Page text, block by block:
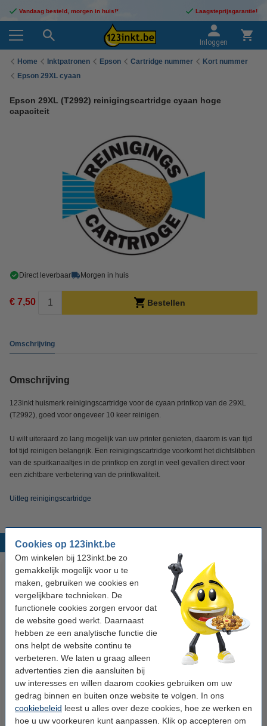
Cookies op 123inkt.be
Om winkelen bij 123inkt.be zo
gemakkelijk mogelijk voor u te
maken, gebruiken we cookies en
vergelijkbare technieken. De
functionele cookies zorgen ervoor dat
de website goed werkt. Daarnaast
hebben ze een analytische functie die
ons helpt de website continu te
verbeteren. We laten u graag alleen
advertenties zien die aansluiten bij
uw interesses en willen daarom cookies gebruiken om uw
gedrag binnen en buiten onze website te volgen. In ons
cookiebeleid leest u alles over deze cookies, hoe ze werken en
hoe u uw voorkeuren kunt aanpassen. Klik op accepteren om
Vandaag besteld, morgen in huis!* Laagsteprijsgarantie!
Inloggen
Home Inktpatronen Epson Cartridge nummer
Kort nummer
Epson 29XL cyaan
Epson 29XL (T2992) reinigingscartridge cyaan hoge
capaciteit
Direct leverbaar Morgen in huis
€ 7,50 Bestellen
Omschrijving
Omschrijving
123inkt huismerk reinigingscartridge voor de cyaan printkop van de 29XL
(T2992), goed voor ongeveer 10 keer reinigen.
U wilt uiteraard zo lang mogelijk van uw printer genieten, daarom is van tijd
tot tijd reinigen belangrijk. Een reinigingscartridge voorkomt het dichtslibben
van de spuitkanaaltjes in de printkop en zorgt in veel gevallen direct voor
een zichtbare verbetering van de printkwaliteit.
Uitleg reinigingscartridge
Populaire producten
Epson 29XL (T2991)
reinigingscartridge zwart hoge
capaciteit
€ 9,50 Incl. 21% btw
Epson 29XL (T2993)
hoge capaciteit
€ 7,50 Incl. 21% btw